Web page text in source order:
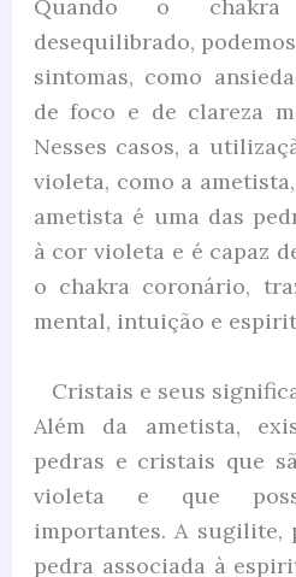
Quando o
desequilibrado,
sintomas, como
de foco e de clareza
Nesses casos, a
violeta, como a
ametista é uma das
à cor violeta e é capaz
o chakra coronário,
mental, intuição e
Cristais e seus
Além da ametista,
pedras e cristais que
violeta e que
importantes. A sugilite,
pedra associada à